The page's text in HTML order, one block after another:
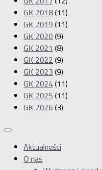
GK 2018(11)
GK 2019 (11)
GK 2020 (9)
GK 2021 (8)
GK 2022 (9)
GK 2023 (9)
GK 2024(11)
GK 2025 (11)
GK 2026 (3)
Aktualności
O nas